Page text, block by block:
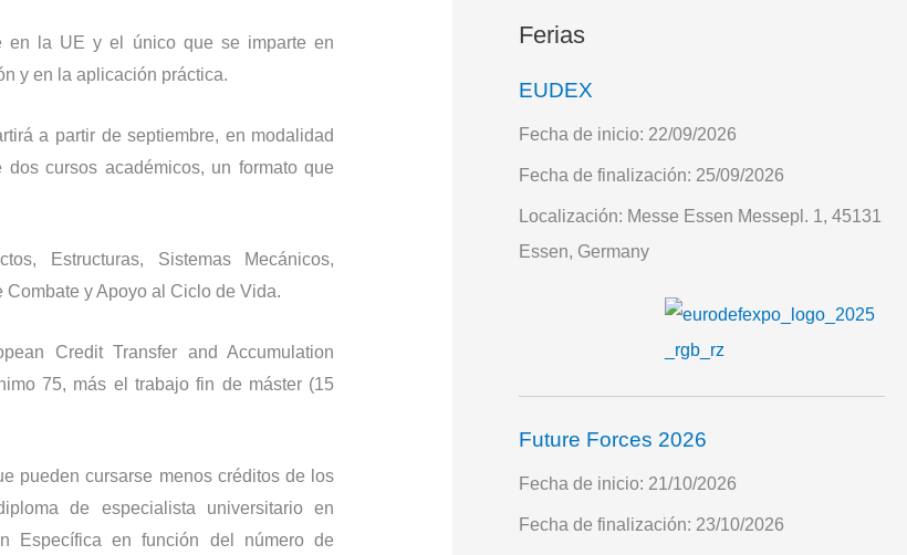
en la UE y el único que se imparte en
y en la aplicación práctica.
a partir de septiembre, en modalidad
cursos académicos, un formato que
Estructuras, Sistemas Mecánicos,
y Apoyo al Ciclo de Vida.
Credit Transfer and Accumulation
75, más el trabajo fin de máster (15
pueden cursarse menos créditos de los
de especialista universitario en
Específica en función del número de
Ferias
EUDEX
Fecha de inicio: 22/09/2026
Fecha de finalización: 25/09/2026
Localización: Messe Essen Messepl. 1, 45131
Essen, Germany
Future Forces 2026
Fecha de inicio: 21/10/2026
Fecha de finalización: 23/10/2026